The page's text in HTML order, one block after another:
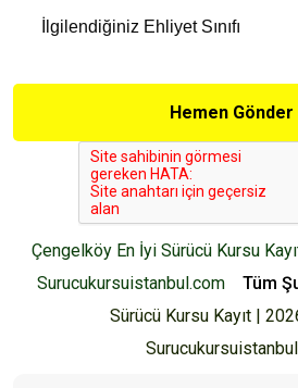
Hemen Gönder
Çengelköy En İyi Sürücü Kursu
Surucukursuistanbul.com
Tüm
Sürücü Kursu Kayıt |